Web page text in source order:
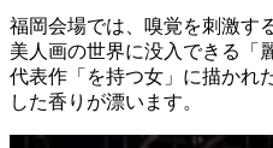
福岡会場では、嗅覚を刺激す
美人画の世界に没入できる「
代表作「を持つ女」に描かれ
した香りが漂います。